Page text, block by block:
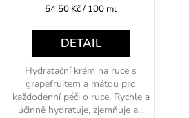
Měrná
54,50 Kč / 100 ml
DETAIL
Hydratační krém na ruce s
grapefruitem a mátou pro
každodenní péči o ruce. Rychle a
účinně hydratuje, zjemňuje a...